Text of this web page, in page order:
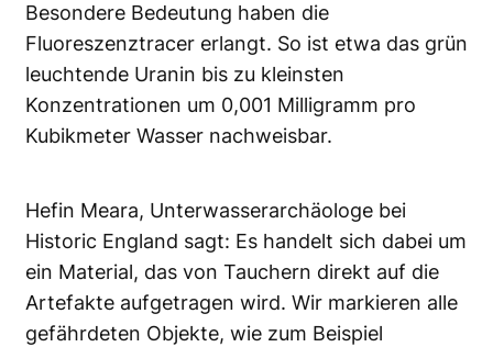
Besondere Bedeutung haben die
Fluoreszenztracer erlangt. So ist etwa das grün
leuchtende Uranin bis zu kleinsten
Konzentrationen um 0,001 Milligramm pro
Kubikmeter Wasser nachweisbar.
Hefin Meara, Unterwasserarchäologe bei
Historic England sagt: Es handelt sich dabei um
ein Material, das von Tauchern direkt auf die
Artefakte aufgetragen wird. Wir markieren alle
gefährdeten Objekte, wie zum Beispiel